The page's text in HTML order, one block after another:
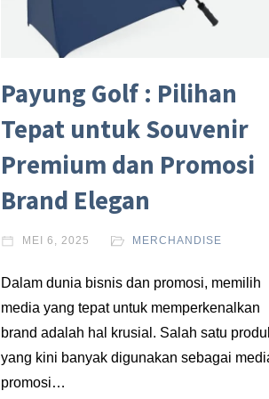
Payung Golf : Pilihan
Tepat untuk Souvenir
Premium dan Promosi
Brand Elegan
MEI 6, 2025 MERCHANDISE
Dalam dunia bisnis dan promosi, memilih
media yang tepat untuk memperkenalkan
brand adalah hal krusial. Salah satu
yang kini banyak digunakan sebagai
promosi…